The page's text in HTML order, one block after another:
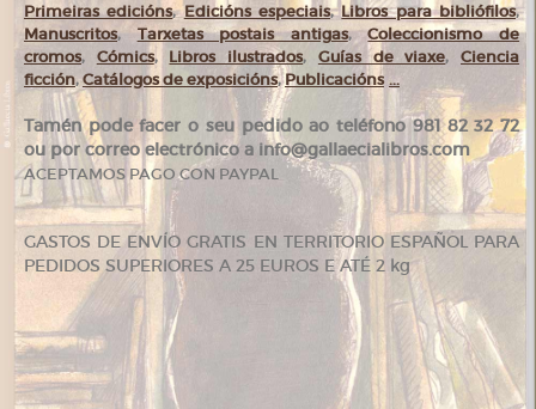
Primeiras edicións,Edicións especiais,Libros para bibliófilos,
Manuscritos,Tarxetas postais antigas,Coleccionismo de
cromos, Cómics, Libros ilustrados, Guías de viaxe,Ciencia
ficción,Catálogos de exposicións,Publicacións ...
Tamén pode facer o seu pedido ao teléfono 981 82 32 72
ou por correo electrónico a info@gallaecialibros.com
ACEPTAMOS PAGO CON PAYPAL
GASTOS DE ENVÍO GRATIS EN TERRITORIO ESPAÑOL PARA
PEDIDOS SUPERIORES A 25 EUROS E ATÉ 2 kg